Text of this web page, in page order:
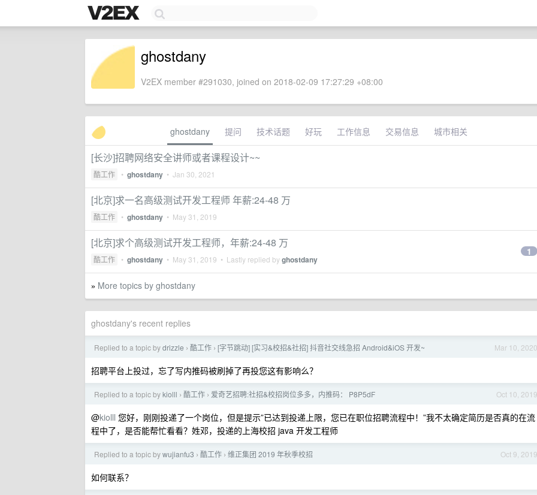
ghostdany
V2EX member #291030, joined on 2018-02-09 17:27:29 +08:00
ghostdany 提问 技术话题 好玩 工作信息 交易信息 城市相关
[长沙]招聘网络安全讲师或者课程设计~~
酷工作 • ghostdany • Jan 30, 2021
[北京]求一名高级测试开发工程师 年薪:24-48 万
酷工作 • ghostdany • May 31, 2019
[北京]求个高级测试开发工程师，年薪:24-48 万
酷工作 • ghostdany • May 31, 2019 • Lastly replied byghostdany
1
» More topics by ghostdany
ghostdany's recent replies
Mar 10, 2020
Replied to a topic bydrizzle › 酷工作 › [字节跳动] [实习&校招&社招] 抖音社交线急招 Android&iOS 开发~
招聘平台上投过，忘了写内推码被刷掉了再投您这有影响么？
Oct 10, 2019
Replied to a topic bykiolll › 酷工作 › 爱奇艺招聘:社招&校招岗位多多，内推码： P8P5dF
@kiolll 您好，刚刚投递了一个岗位，但是提示”已达到投递上限，您已在职位招聘流程中！”我不太确定简历是否真的在流
程中了，是否能帮忙看看？姓邓，投递的上海校招 java 开发工程师
Oct 9, 2019
Replied to a topic bywujianfu3 › 酷工作 › 维正集团 2019 年秋季校招
如何联系？